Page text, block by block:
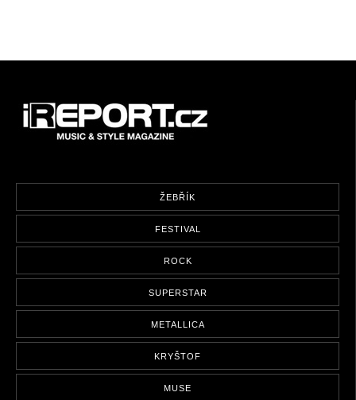
ŽEBŘÍK
FESTIVAL
ROCK
SUPERSTAR
METALLICA
KRYŠTOF
MUSE